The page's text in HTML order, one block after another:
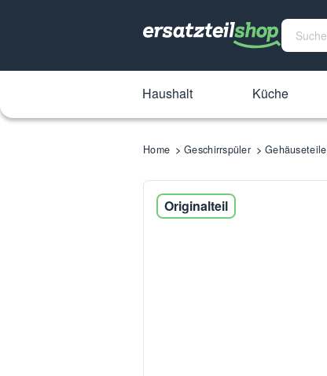
Haushalt Küche
Home Geschirrspüler Gehäuseteile
Originalteil